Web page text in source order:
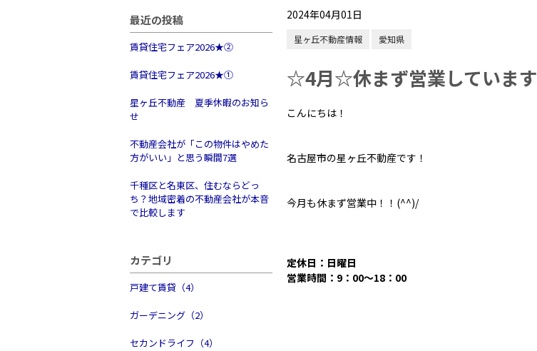
最近の投稿
賃貸住宅フェア2026★➁
賃貸住宅フェア2026★①
星ヶ丘不動産 夏季休暇のお知ら
せ
不動産会社が「この物件はやめた
方がいい」と思う瞬間7選
千種区と名東区、住むならどっ
ち？地域密着の不動産会社が本音
で比較します
カテゴリ
戸建て賃貸（4）
ガーデニング（2）
セカンドライフ（4）
2024年04月01日
星ヶ丘不動産情報 愛知県
☆4月☆休まず営業しています
こんにちは！
名古屋市の星ヶ丘不動産です！
今月も休まず営業中！！(^^)/
定休日：日曜日
営業時間：9：00～18：00